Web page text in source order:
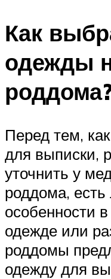
Как
одежды
Перед тем,
для выписки,
уточнить у
роддома, есть
особенности
одежде или
роддомы
одежду для